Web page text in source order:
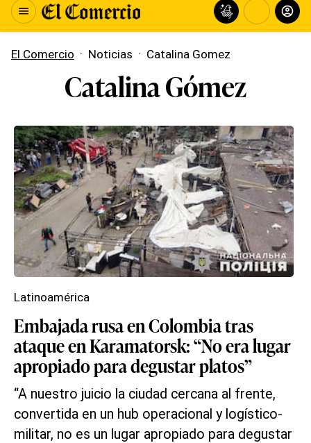
El Comercio · Noticias · Catalina Gomez
Catalina Gómez
Embajada rusa en Colombia tras
ataque en Karamatorsk: “No era lugar
apropiado para degustar platos”
“A nuestro juicio la ciudad cercana al frente,
convertida en un hub operacional y logístico-
militar, no es un lugar apropiado para degustar
Latinoamérica